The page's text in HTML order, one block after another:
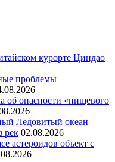
курорте Циндао
проблемы
об опасности «пищевого
Ледовитый океан
рек 02.08.2026
астероидов объект с